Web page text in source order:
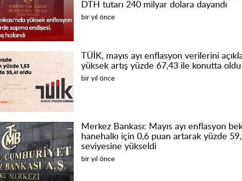
DTH tutarı 240 milyar dolara dayandı
bir yıl önce
TÜİK, mayıs ayı enflasyon verilerini
yüksek artış yüzde 67,43 ile konutta oldu
bir yıl önce
Merkez Bankası: Mayıs ayı enflasyon
hanehalkı için 0,6 puan artarak yüzde
seviyesine yükseldi
bir yıl önce